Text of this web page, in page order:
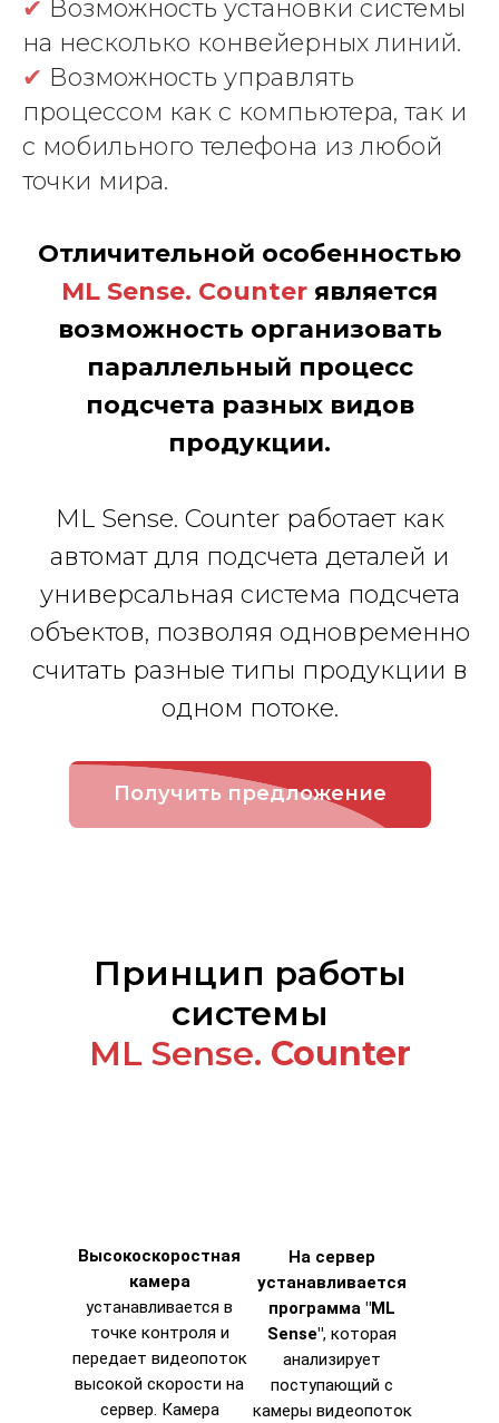
✔ Возможность установки системы
на несколько конвейерных линий.
✔ Возможность управлять
процессом как с компьютера, так и
с мобильного телефона из любой
точки мира.
Отличительной особенностью
ML Sense. Counter является
возможность организовать
параллельный процесс
подсчета разных видов
продукции.
ML Sense. Counter работает как
автомат для подсчета деталей и
универсальная система подсчета
объектов, позволяя одновременно
считать разные типы продукции в
одном потоке.
Получить предложение
Принцип работы
системы
МL Sense. Counter
На сервер
устанавливается
программа "ML
Sense", которая
анализирует
поступающий с
камеры видеопоток
Высокоскоростная
камера
устанавливается в
точке контроля и
передает видеопоток
высокой скорости на
сервер. Камера